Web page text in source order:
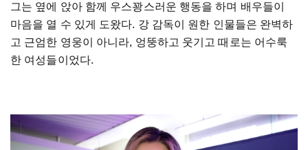
그는 옆에 앉아 함께 우스꽝스러운 행동을 하며 배우들이
마음을 열 수 있게 도왔다. 강 감독이 원한 인물들은 완벽하
고 근엄한 영웅이 아니라, 엉뚱하고 웃기고 때로는 어수룩
한 여성들이었다.